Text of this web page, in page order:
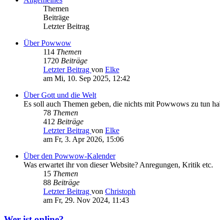
Themen
Beiträge
Letzter Beitrag
Über Powwow
114 Themen
1720 Beiträge
Letzter Beitrag von Elke
am Mi, 10. Sep 2025, 12:42
Über Gott und die Welt
Es soll auch Themen geben, die nichts mit Powwows zu tun
78 Themen
412 Beiträge
Letzter Beitrag von Elke
am Fr, 3. Apr 2026, 15:06
Über den Powwow-Kalender
Was erwartet ihr von dieser Website? Anregungen, Kritik etc.
15 Themen
88 Beiträge
Letzter Beitrag von Christoph
am Fr, 29. Nov 2024, 11:43